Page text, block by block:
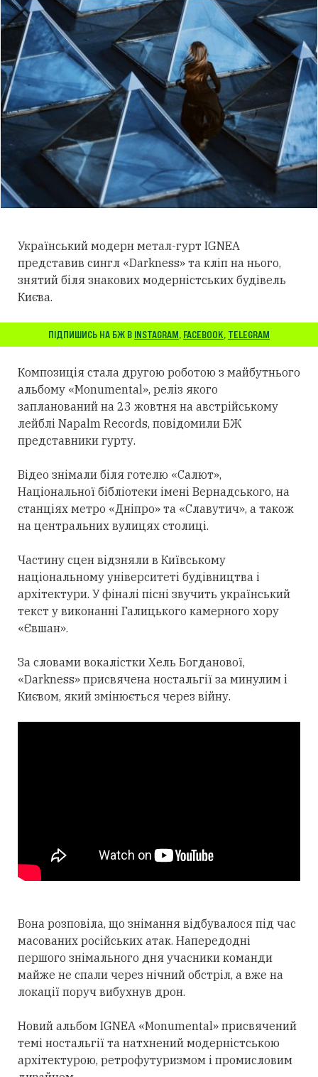
Український модерн метал-гурт IGNEA
представив сингл «Darkness» та кліп на нього,
знятий біля знакових модерністських будівель
Києва.
ПІДПИШИСЬ НА БЖ В INSTAGRAM, FACEBOOK, TELEGRAM
Композиція стала другою роботою з майбутнього
альбому «Monumental», реліз якого
запланований на 23 жовтня на австрійському
лейблі Napalm Records, повідомили БЖ
представники гурту.
Відео знімали біля готелю «Салют»,
Національної бібліотеки імені Вернадського, на
станціях метро «Дніпро» та «Славутич», а також
на центральних вулицях столиці.
Частину сцен відзняли в Київському
національному університеті будівництва і
архітектури. У фіналі пісні звучить український
текст у виконанні Галицького камерного хору
«Євшан».
За словами вокалістки Хель Богданової,
«Darkness» присвячена ностальгії за минулим і
Києвом, який змінюється через війну.
Вона розповіла, що знімання відбувалося під час
масованих російських атак. Напередодні
першого знімального дня учасники команди
майже не спали через нічний обстріл, а вже на
локації поруч вибухнув дрон.
Новий альбом IGNEA «Monumental» присвячений
темі ностальгії та натхнений модерністською
архітектурою, ретрофутуризмом і промисловим